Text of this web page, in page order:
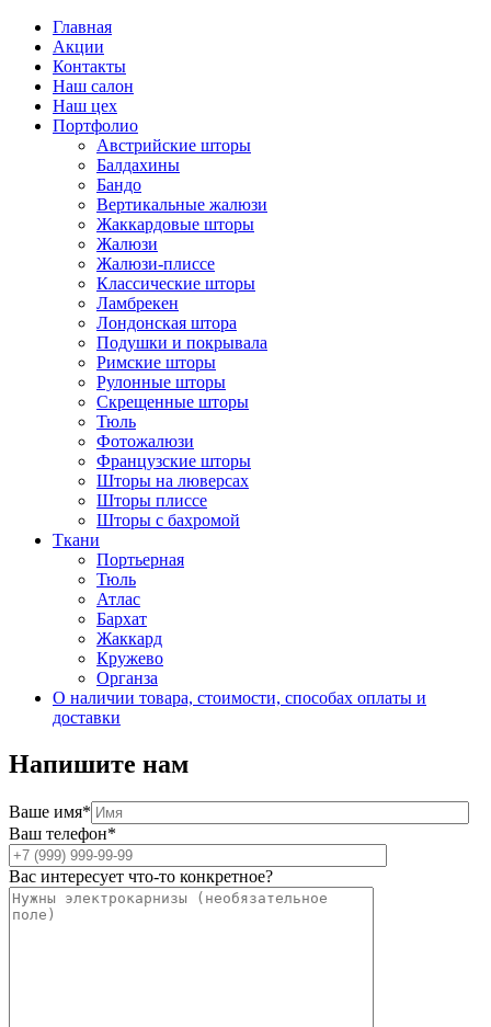
Главная
Акции
Контакты
Наш салон
Наш цех
Портфолио
Австрийские шторы
Балдахины
Бандо
Вертикальные жалюзи
Жаккардовые шторы
Жалюзи
Жалюзи-плиссе
Классические шторы
Ламбрекен
Лондонская штора
Подушки и покрывала
Римские шторы
Рулонные шторы
Скрещенные шторы
Тюль
Фотожалюзи
Французские шторы
Шторы на люверсах
Шторы плиссе
Шторы с бахромой
Ткани
Портьерная
Тюль
Атлас
Бархат
Жаккард
Кружево
Органза
О наличии товара, стоимости, способах оплаты и
доставки
Напишите нам
Ваше имя*
Ваш телефон*
Вас интересует что-то конкретное?